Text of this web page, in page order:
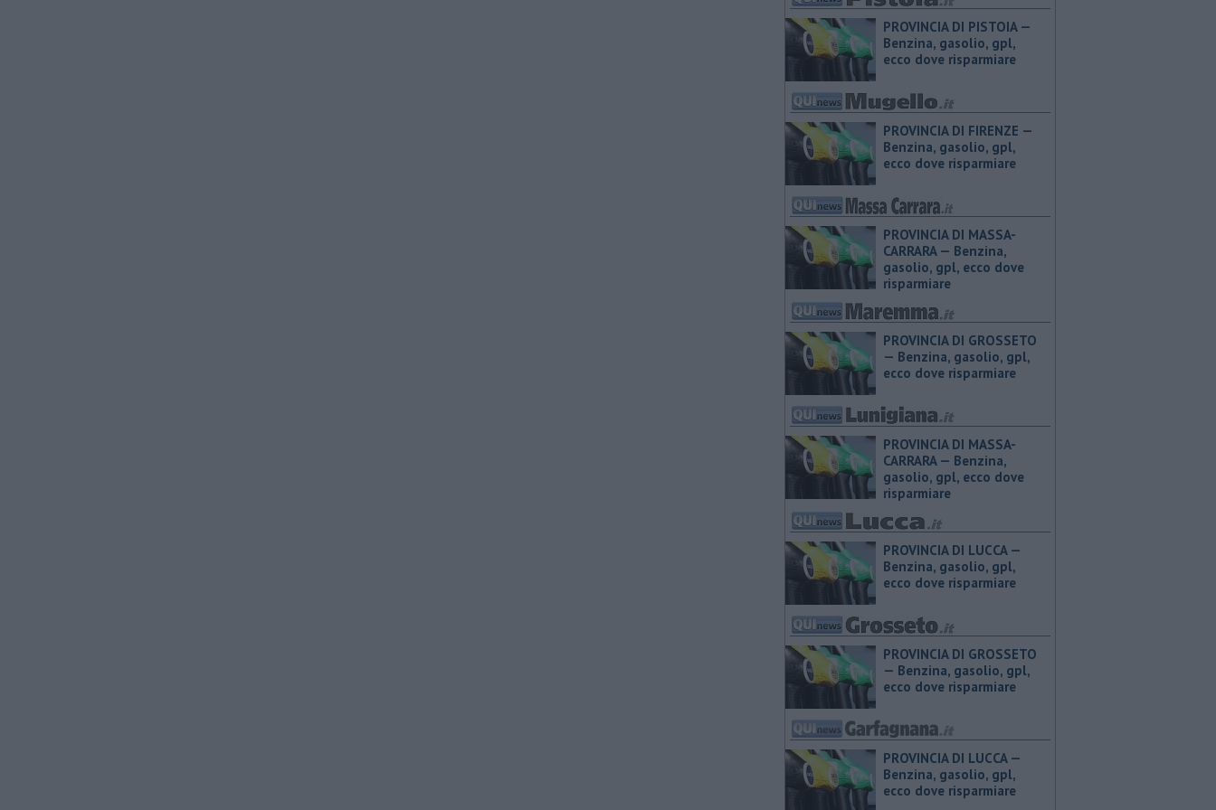
PROVINCIA DI PISTOIA — ​
Benzina, gasolio, gpl,
ecco dove risparmiare
PROVINCIA DI FIRENZE — ​
Benzina, gasolio, gpl,
ecco dove risparmiare
PROVINCIA DI MASSA-
CARRARA — ​Benzina,
gasolio, gpl, ecco dove
risparmiare
PROVINCIA DI GROSSETO
— ​Benzina, gasolio, gpl,
ecco dove risparmiare
PROVINCIA DI MASSA-
CARRARA — ​Benzina,
gasolio, gpl, ecco dove
risparmiare
PROVINCIA DI LUCCA — ​
Benzina, gasolio, gpl,
ecco dove risparmiare
PROVINCIA DI GROSSETO
— ​Benzina, gasolio, gpl,
ecco dove risparmiare
PROVINCIA DI LUCCA — ​
Benzina, gasolio, gpl,
ecco dove risparmiare